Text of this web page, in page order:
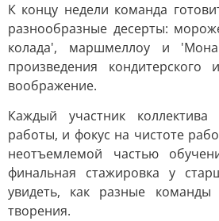
К концу недели команда
разнообразные десерты:
колада', маршмеллоу и
произведения кондитерского
воображение.
Каждый участник
работы, и фокус на чистоте
неотъемлемой частью
финальная стажировка у
увидеть, как разные команды
творения.